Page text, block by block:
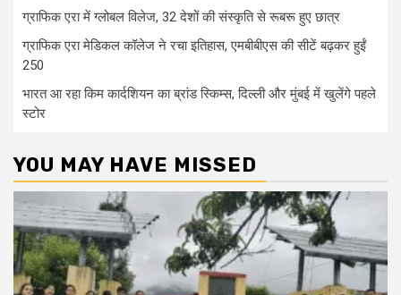
ग्राफिक एरा में ग्लोबल विलेज, 32 देशों की संस्कृति से रूबरू हुए छात्र
ग्राफिक एरा मेडिकल कॉलेज ने रचा इतिहास, एमबीबीएस की सीटें बढ़कर हुईं
250
भारत आ रहा किम कार्दशियन का ब्रांड स्किम्स, दिल्ली और मुंबई में खुलेंगे पहले
स्टोर
YOU MAY HAVE MISSED